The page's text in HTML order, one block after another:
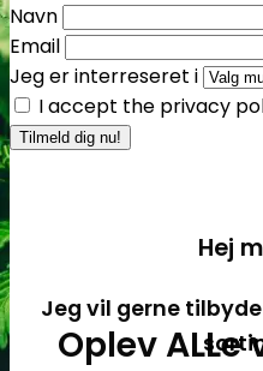
Oplev ALLe
Navn
Email
Jeg er interreseret i
I accept the privacy
Hej
Jeg vil gerne